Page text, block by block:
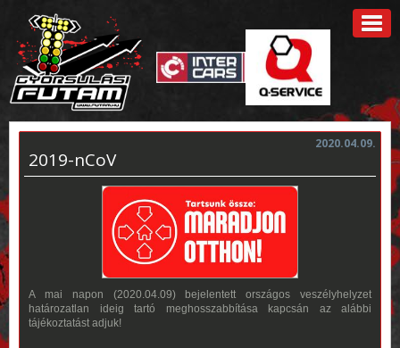
2019-nCoV
2020.04.09.
A mai napon (2020.04.09) bejelentett országos veszélyhelyzet
határozatlan ideig tartó meghosszabbítása kapcsán az alábbi
tájékoztatást adjuk!